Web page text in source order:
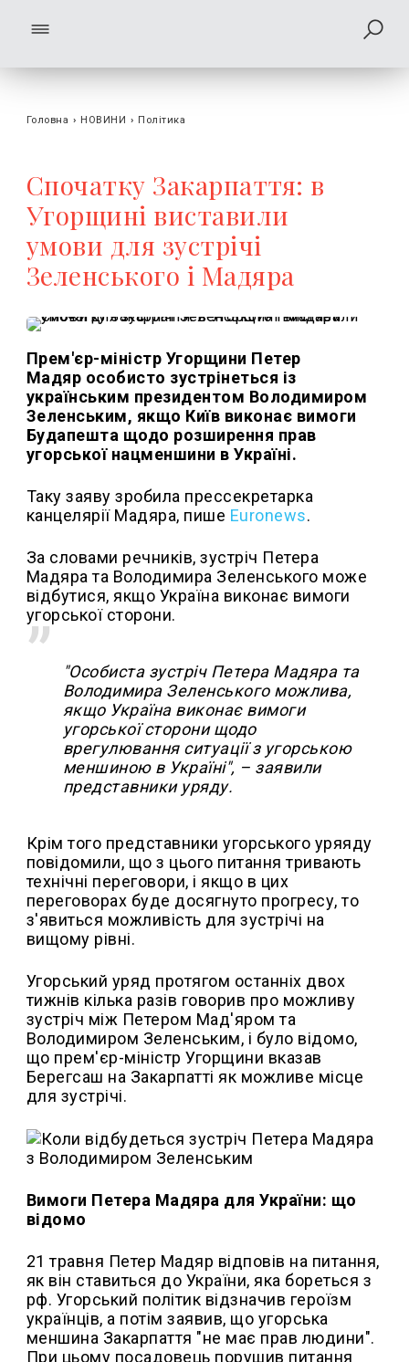
Головна › НОВИНИ › Політика
Спочатку Закарпаття: в
Угорщині виставили
умови для зустрічі
Зеленського і Мадяра
Прем'єр-міністр Угорщини Петер
Мадяр особисто зустрінеться із
українським президентом Володимиром
Зеленським, якщо Київ виконає вимоги
Будапешта щодо розширення прав
угорської нацменшини в Україні.
Таку заяву зробила прессекретарка
канцелярії Мадяра, пише Euronews.
За словами речників, зустріч Петера
Мадяра та Володимира Зеленського може
відбутися, якщо Україна виконає вимоги
угорської сторони.
"Особиста зустріч Петера Мадяра та
Володимира Зеленського можлива,
якщо Україна виконає вимоги
угорської сторони щодо
врегулювання ситуації з угорською
меншиною в Україні", – заявили
представники уряду.
Крім того представники угорського уряяду
повідомили, що з цього питання тривають
технічні переговори, і якщо в цих
переговорах буде досягнуто прогресу, то
з'явиться можливість для зустрічі на
вищому рівні.
Угорський уряд протягом останніх двох
тижнів кілька разів говорив про можливу
зустріч між Петером Мад'яром та
Володимиром Зеленським, і було відомо,
що прем'єр-міністр Угорщини вказав
Берегсаш на Закарпатті як можливе місце
для зустрічі.
Вимоги Петера Мадяра для України: що
відомо
21 травня Петер Мадяр відповів на питання,
як він ставиться до України, яка бореться з
рф. Угорський політик відзначив героїзм
українців, а потім заявив, що угорська
меншина Закарпаття "не має прав людини".
При цьому посадовець порушив питання